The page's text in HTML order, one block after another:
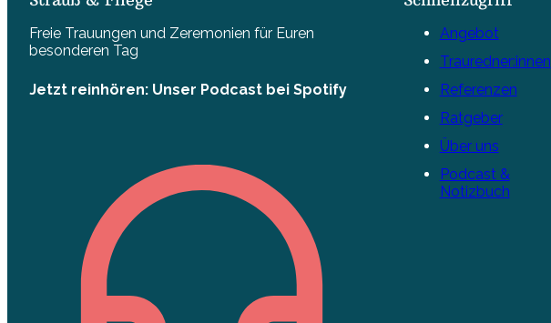
Freie Trauungen und Zeremonien für Euren
besonderen Tag
Jetzt reinhören: Unser Podcast bei Spotify
Angebot
Trauredner:innen
Referenzen
Ratgeber
Über uns
Podcast &
Notizbuch